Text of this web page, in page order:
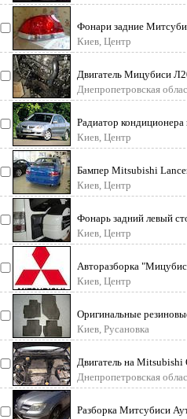
Фонари задние
2000 -2007г Продам
Киев, Центр
Двигатель Мицубиси
2.5 дизель. 4D56
Днепропетровская
Радиатор
Лансер-9, 00-2007г
Киев, Центр
Бампер Mitsubishi
0-2005 г : Продам бампер
Киев, Центр
Фонарь задний левый
Pajero Wagon 4. 2010 г
Киев, Центр
Авторазборка
Запчасти оригинал, б/у
Киев, Центр
Оригинальные
Mitsubishi Outlander /
Киев, Русановка
Двигатель на
Аутлендер), в
Днепропетровская
Разборка Митсубиси